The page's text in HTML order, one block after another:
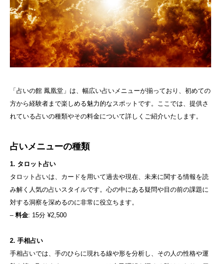
「占いの館 鳳凰堂」は、幅広い占いメニューが揃っており、初めての
方から経験者まで楽しめる魅力的なスポットです。ここでは、提供さ
れている占いの種類やその料金について詳しくご紹介いたします。
占いメニューの種類
1. タロット占い
タロット占いは、カードを用いて過去や現在、未来に関する情報を読
み解く人気の占いスタイルです。心の中にある疑問や目の前の課題に
対する洞察を深めるのに非常に役立ちます。
– 料金: 15分 ¥2,500
2. 手相占い
手相占いでは、手のひらに現れる線や形を分析し、その人の性格や運